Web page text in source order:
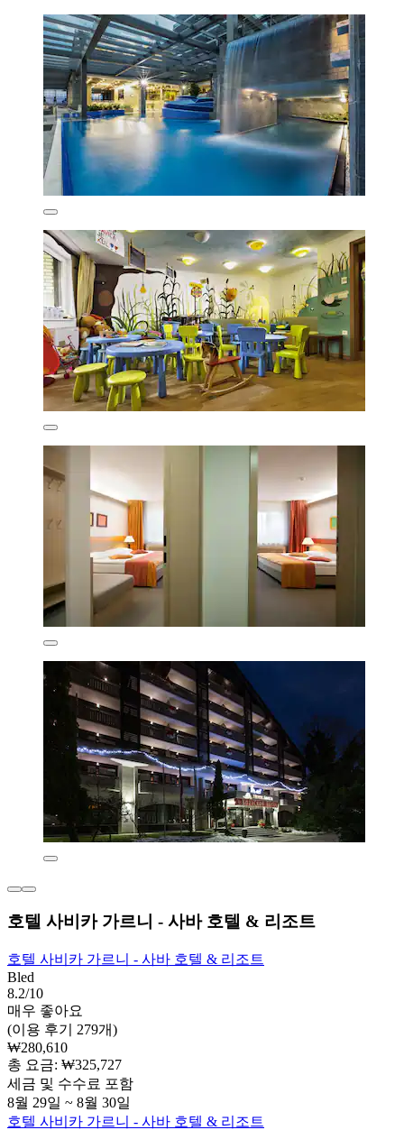
호텔 사비카 가르니 - 사바 호텔 & 리조트
호텔 사비카 가르니 - 사바 호텔 & 리조트
Bled
8.2/10
매우 좋아요
(이용 후기 279개)
₩280,610
총 요금: ₩325,727
세금 및 수수료 포함
8월 29일 ~ 8월 30일
호텔 사비카 가르니 - 사바 호텔 & 리조트